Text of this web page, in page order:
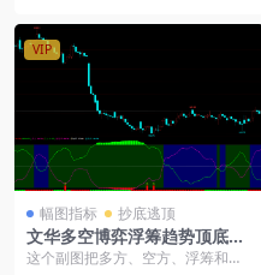
VIP
幅图指标 抄底逃顶
文华多空博弈浮筹趋势顶底预
警副图指标公式源码
这个副图把多方、空方、浮筹和趋